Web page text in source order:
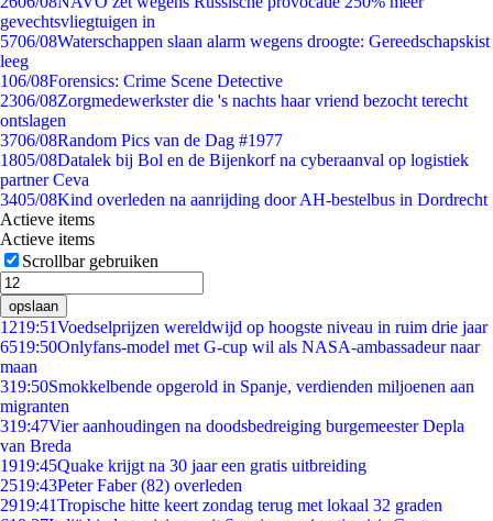
gevechtsvliegtuigen in
5706/08Waterschappen slaan alarm wegens droogte: Gereedschapskist
leeg
106/08Forensics: Crime Scene Detective
2306/08Zorgmedewerkster die 's nachts haar vriend bezocht terecht
ontslagen
3706/08Random Pics van de Dag #1977
1805/08Datalek bij Bol en de Bijenkorf na cyberaanval op logistiek
partner Ceva
3405/08Kind overleden na aanrijding door AH-bestelbus in Dordrecht
Actieve items
Actieve items
Scrollbar gebruiken
opslaan
1219:51Voedselprijzen wereldwijd op hoogste niveau in ruim drie jaar
6519:50Onlyfans-model met G-cup wil als NASA-ambassadeur naar
maan
319:50Smokkelbende opgerold in Spanje, verdienden miljoenen aan
migranten
319:47Vier aanhoudingen na doodsbedreiging burgemeester Depla
van Breda
1919:45Quake krijgt na 30 jaar een gratis uitbreiding
2519:43Peter Faber (82) overleden
2919:41Tropische hitte keert zondag terug met lokaal 32 graden